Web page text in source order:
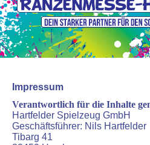
Impressum
Verantwortlich für die Inhalte
Hartfelder Spielzeug GmbH
Geschäftsführer: Nils Hartfelder
Tibarg 41